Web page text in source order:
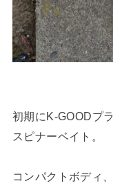
初期にK-GOODプ
スピナーベイト。
コンパクトボディ